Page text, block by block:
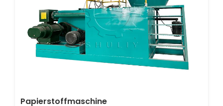
Papierstoffmaschine